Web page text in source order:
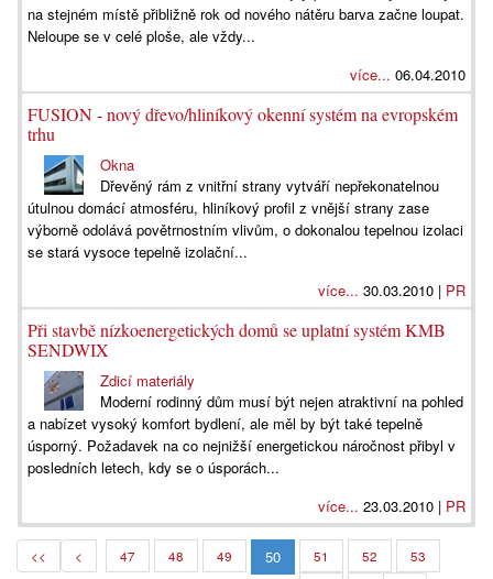
na stejném místě přibližně rok od nového nátěru barva začne loupat.
Neloupe se v celé ploše, ale vždy...
více... 06.04.2010
FUSION - nový dřevo/hliníkový okenní systém na evropském
trhu
Okna
Dřevěný rám z vnitřní strany vytváří nepřekonatelnou
útulnou domácí atmosféru, hliníkový profil z vnější strany zase
výborně odolává povětrnostním vlivům, o dokonalou tepelnou izolaci
se stará vysoce tepelně izolační...
více... 30.03.2010 | PR
Při stavbě nízkoenergetických domů se uplatní systém KMB
SENDWIX
Zdicí materiály
Moderní rodinný dům musí být nejen atraktivní na pohled
a nabízet vysoký komfort bydlení, ale měl by být také tepelně
úsporný. Požadavek na co nejnižší energetickou náročnost přibyl v
posledních letech, kdy se o úsporách...
více... 23.03.2010 | PR
<< < 47 48 49 50 51 52
53